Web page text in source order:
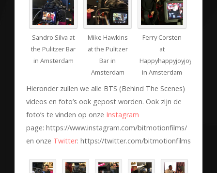
Sandro Silva at
the Pulitzer Bar
in Amsterdam
Mike Hawkins
at the Pulitzer
Bar in
Amsterdam
Ferry Corsten
at
Happyhappyjoyjoy
in Amsterdam
Hieronder zullen we alle BTS (Behind The Scenes)
videos en foto’s ook gepost worden. Ook zijn de
foto’s te vinden op onze Instagram
page: https://www.instagram.com/bitmotionfilms/
en onze Twitter: https://twitter.com/bitmotionfilms